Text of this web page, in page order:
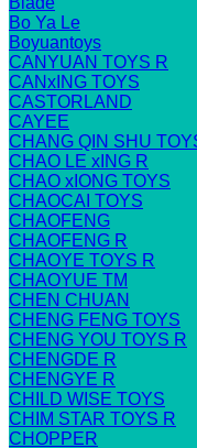
Bo Ya Le
Boyuantoys
CANYUAN TOYS R
CANxING TOYS
CASTORLAND
CAYEE
CHANG QIN SHU
CHAO LE xING R
CHAO xIONG TOYS
CHAOCAI TOYS
CHAOFENG
CHAOFENG R
CHAOYE TOYS R
CHAOYUE TM
CHEN CHUAN
CHENG FENG TOYS
CHENG YOU TOYS R
CHENGDE R
CHENGYE R
CHILD WISE TOYS
CHIM STAR TOYS R
CHOPPER